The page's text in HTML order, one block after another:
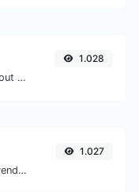
Get all possible details about an SSL certificate.
1.028
Minifique seu HTML removendo todos os caracteres desnecessários.
1.027